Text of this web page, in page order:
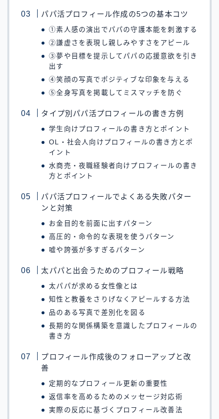
パパ活プロフィール作成の5つの基本コツ
①素人感の演出でパパの守護本能を刺激する
②謙虚さを表現し親しみやすさをアピール
③夢や目標を提示してパパの応援意欲を引き
出す
④笑顔の写真でポジティブな印象を与える
⑤全身写真を掲載してミスマッチを防ぐ
タイプ別パパ活プロフィールの書き方例
学生向けプロフィールの書き方とポイント
OL・社会人向けプロフィールの書き方とポ
イント
水商売・夜職経験者向けプロフィールの書き
方とポイント
パパ活プロフィールでよくある失敗パター
ンと対策
お金目的を前面に出すパターン
高圧的・命令的な表現を使うパターン
嘘や誇張が多すぎるパターン
太パパと出会うためのプロフィール戦略
太パパが求める女性像とは
知性と教養をさりげなくアピールする方法
品のある写真で差別化を図る
長期的な関係構築を意識したプロフィールの
書き方
プロフィール作成後のフォローアップと改
善
定期的なプロフィール更新の重要性
返信率を高めるためのメッセージ対応術
実際の反応に基づくプロフィール改善法